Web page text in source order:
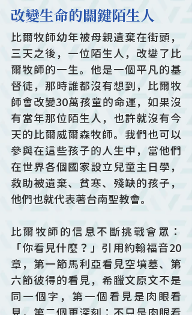
改變生命的關鍵陌生人
比爾牧師幼年被母親遺棄在街頭，
三天之後，一位陌生人，改變了比
爾牧師的一生。他是一個平凡的基
督徒，那時誰都沒有想到，比爾牧
師會改變30萬孩童的命運，如果沒
有當年那位陌生人，也許就沒有今
天的比爾威爾森牧師。我們也可以
參與在這些孩子的人生中，當他們
在世界各個國家設立兒童主日學，
救助被遺棄、貧寒、殘缺的孩子，
他們也就代表著台南聖教會。
比爾牧師的信息不斷挑戰會眾：
「你看見什麼？」引用約翰福音20
章，第一節馬利亞看見空墳墓、第
六節彼得的看見，希臘文原文不是
同一個字，第一個看見是肉眼看